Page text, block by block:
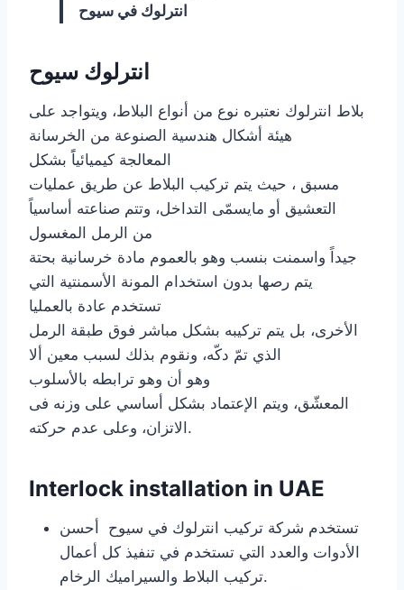
انترلوك في سيوح
انترلوك سيوح
بلاط انترلوك نعتبره نوع من أنواع البلاط، ويتواجد على
هيئة أشكال هندسية الصنوعة من الخرسانة
المعالجة كيميائياًَ بشكل
مسبق ، حيث يتم تركيب البلاط عن طريق عمليات
التعشيق أو مايسمّى التداخل، وتتم صناعته أساسياً
من الرمل المغسول
جيداً واسمنت بنسب وهو بالعموم مادة خرسانية بحتة
يتم رصها بدون استخدام المونة الأسمنتية التي
تستخدم عادة بالعمليا
الأخرى، بل يتم تركيبه بشكل مباشر فوق طبقة الرمل
الذي تمّ دكّه، ونقوم بذلك لسبب معين ألا
وهو أن وهو ترابطه بالأسلوب
المعشّق، ويتم الإعتماد بشكل أساسي على وزنه فى
الاتزان، وعلى عدم حركته.
Interlock installation in UAE
تستخدم شركة تركيب انترلوك في سيوح أحسن
الأدوات والعدد التي تستخدم في تنفيذ كل أعمال
تركيب البلاط والسيراميك الرخام.